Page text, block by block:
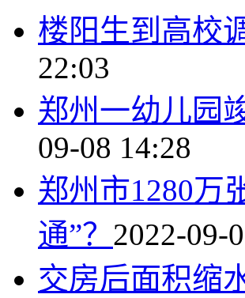
楼阳生到高校
22:03
郑州一幼儿园
09-08 14:28
郑州市1280万
通”？ 2022-09-
交房后面积缩